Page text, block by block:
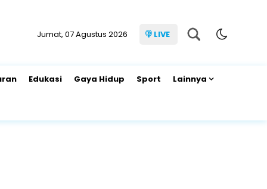
Jumat, 07 Agustus 2026 LIVE
Edukasi Gaya Hidup Sport Lainnya